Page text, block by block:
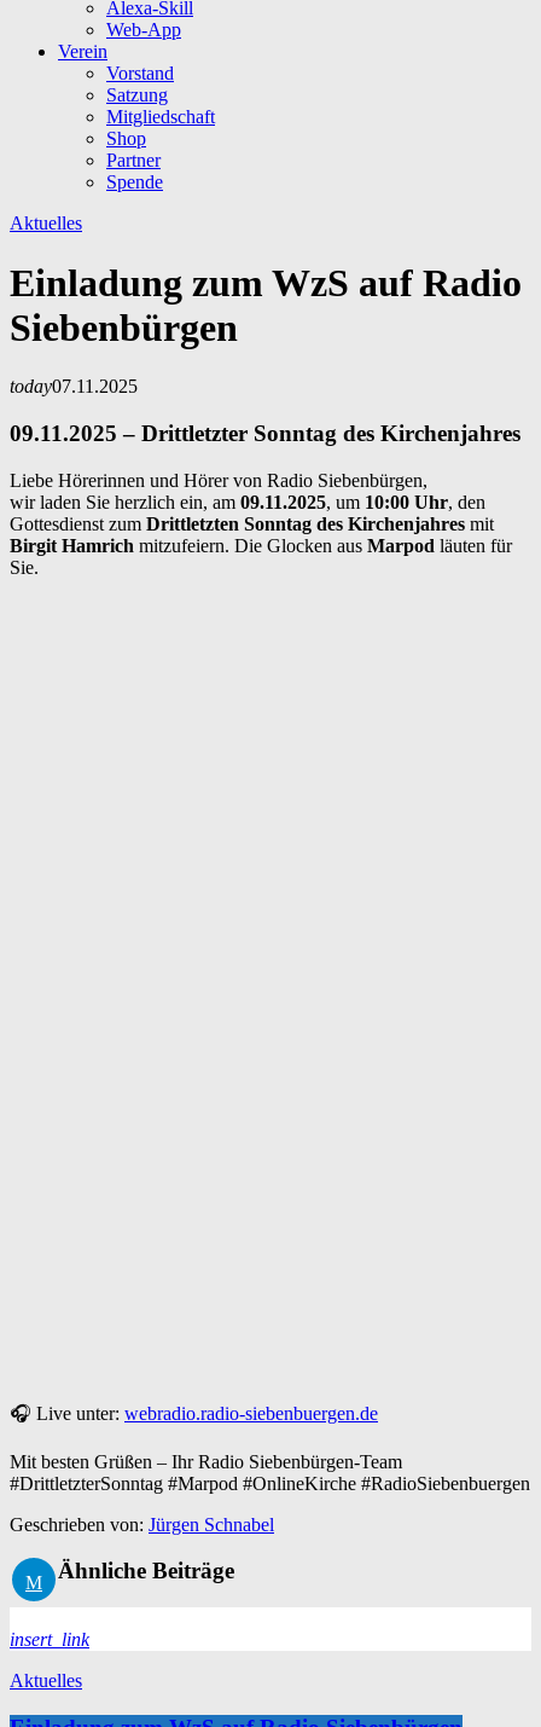
Alexa-Skill
Web-App
Verein
Vorstand
Satzung
Mitgliedschaft
Shop
Partner
Spende
Aktuelles
Einladung zum WzS auf Radio
Siebenbürgen
today07.11.2025
09.11.2025 – Drittletzter Sonntag des Kirchenjahres
Liebe Hörerinnen und Hörer von Radio Siebenbürgen,
wir laden Sie herzlich ein, am 09.11.2025, um 10:00 Uhr, den
Gottesdienst zum Drittletzten Sonntag des Kirchenjahres mit
Birgit Hamrich mitzufeiern. Die Glocken aus Marpod läuten für
Sie.
🎧 Live unter: webradio.radio-siebenbuergen.de
Mit besten Grüßen – Ihr Radio Siebenbürgen-Team
#DrittletzterSonntag #Marpod #OnlineKirche #RadioSiebenbuergen
Geschrieben von: Jürgen Schnabel
Ähnliche Beiträge
insert_link
Aktuelles